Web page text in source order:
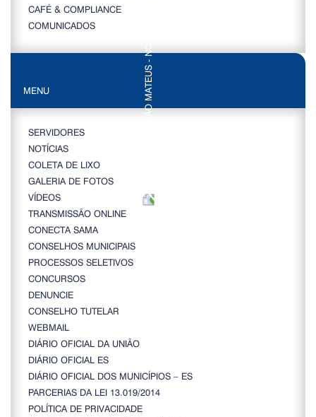
CAFÉ & COMPLIANCE
COMUNICADOS
MENU
SERVIDORES
NOTÍCIAS
COLETA DE LIXO
GALERIA DE FOTOS
VÍDEOS
TRANSMISSÃO ONLINE
CONECTA SAMA
CONSELHOS MUNICIPAIS
PROCESSOS SELETIVOS
CONCURSOS
DENUNCIE
CONSELHO TUTELAR
WEBMAIL
DIÁRIO OFICIAL DA UNIÃO
DIÁRIO OFICIAL ES
DIÁRIO OFICIAL DOS MUNICÍPIOS – ES
PARCERIAS DA LEI 13.019/2014
POLÍTICA DE PRIVACIDADE